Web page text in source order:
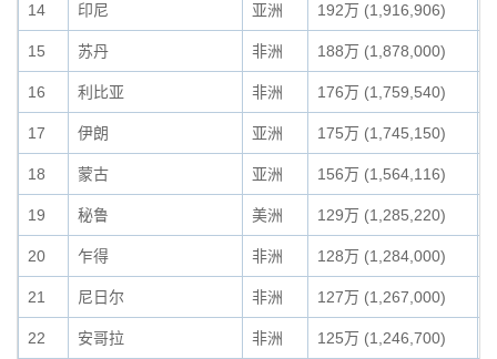
14 印尼 亚洲 192万 (1,916,906)
15 苏丹 非洲 188万 (1,878,000)
16 利比亚 非洲 176万 (1,759,540)
17 伊朗 亚洲 175万 (1,745,150)
18 蒙古 亚洲 156万 (1,564,116)
19 秘鲁 美洲 129万 (1,285,220)
20 乍得 非洲 128万 (1,284,000)
21 尼日尔 非洲 127万 (1,267,000)
22 安哥拉 非洲 125万 (1,246,700)